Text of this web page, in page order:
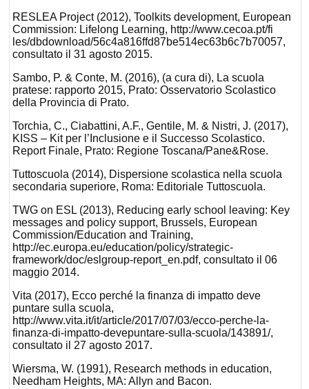
RESLEA Project (2012), Toolkits development, European
Commission: Lifelong Learning, http://www.cecoa.pt/fi
les/dbdownload/56c4a816ffd87be514ec63b6c7b70057,
consultato il 31 agosto 2015.
Sambo, P. & Conte, M. (2016), (a cura di), La scuola
pratese: rapporto 2015, Prato: Osservatorio Scolastico
della Provincia di Prato.
Torchia, C., Ciabattini, A.F., Gentile, M. & Nistri, J. (2017),
KISS – Kit per l’Inclusione e il Successo Scolastico.
Report Finale, Prato: Regione Toscana/Pane&Rose.
Tuttoscuola (2014), Dispersione scolastica nella scuola
secondaria superiore, Roma: Editoriale Tuttoscuola.
TWG on ESL (2013), Reducing early school leaving: Key
messages and policy support, Brussels, European
Commission/Education and Training,
http://ec.europa.eu/education/policy/strategic-
framework/doc/eslgroup-report_en.pdf, consultato il 06
maggio 2014.
Vita (2017), Ecco perché la finanza di impatto deve
puntare sulla scuola,
http://www.vita.it/it/article/2017/07/03/ecco-perche-la-
finanza-di-impatto-devepuntare-sulla-scuola/143891/,
consultato il 27 agosto 2017.
Wiersma, W. (1991), Research methods in education,
Needham Heights, MA: Allyn and Bacon.